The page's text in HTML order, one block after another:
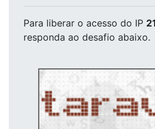
Para liberar o acesso do IP
responda ao desafio abaixo.